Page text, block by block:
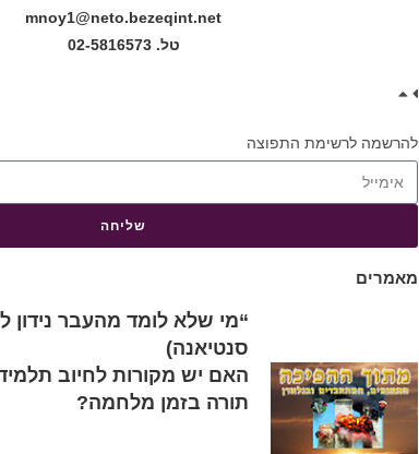
mnoy1@neto.bezeqint.net
טל. 02-5816573
להרשמה לרשימת התפוצה
שליחה
מאמרים
“מי שלא לומד מהעבר נידון
סנטיאנה)
האם יש מקורות לחיוב
תורה בזמן מלחמה?